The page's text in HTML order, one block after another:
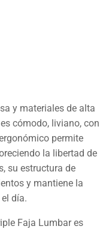
y materiales de alta
cómodo, liviano, con
permite
la libertad de
su estructura de
y mantiene la
día.
Faja Lumbar es